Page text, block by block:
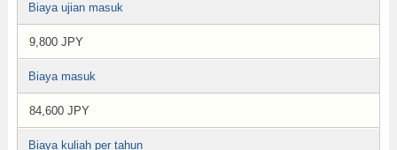
Biaya ujian masuk
9,800 JPY
Biaya masuk
84,600 JPY
Biaya kuliah per tahun